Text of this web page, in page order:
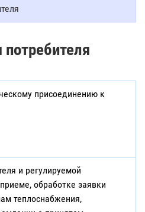
присоединению к
и регулируемой
обработке заявки
теплоснабжения,